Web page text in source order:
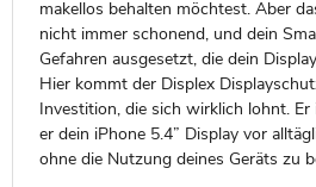
makellos behalten möchtest. Aber
nicht immer schonend, und dein
Gefahren ausgesetzt, die dein
Hier kommt der Displex
Investition, die sich wirklich lohnt.
er dein iPhone 5.4” Display vor
ohne die Nutzung deines Geräts zu